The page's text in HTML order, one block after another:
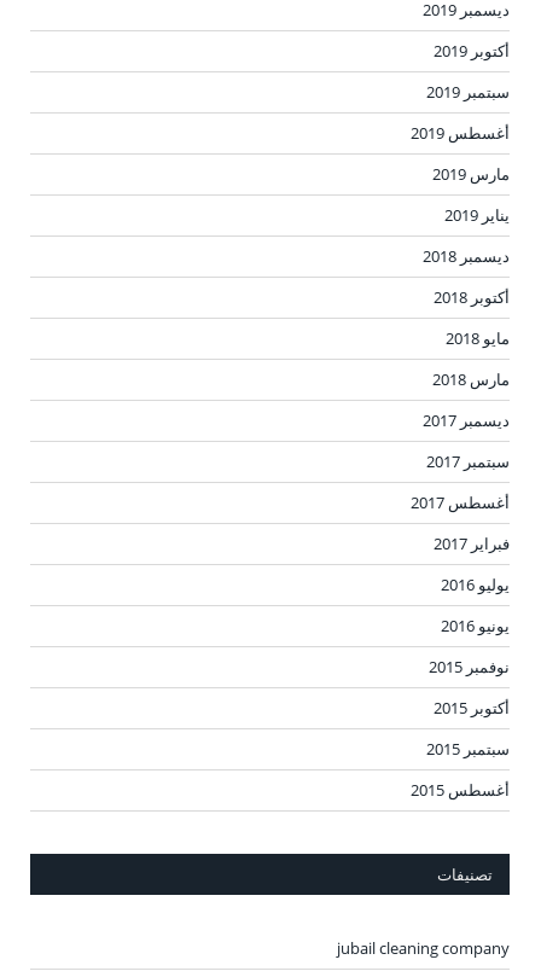
ديسمبر 2019
أكتوبر 2019
سبتمبر 2019
أغسطس 2019
مارس 2019
يناير 2019
ديسمبر 2018
أكتوبر 2018
مايو 2018
مارس 2018
ديسمبر 2017
سبتمبر 2017
أغسطس 2017
فبراير 2017
يوليو 2016
يونيو 2016
نوفمبر 2015
أكتوبر 2015
سبتمبر 2015
أغسطس 2015
تصنيفات
jubail cleaning company